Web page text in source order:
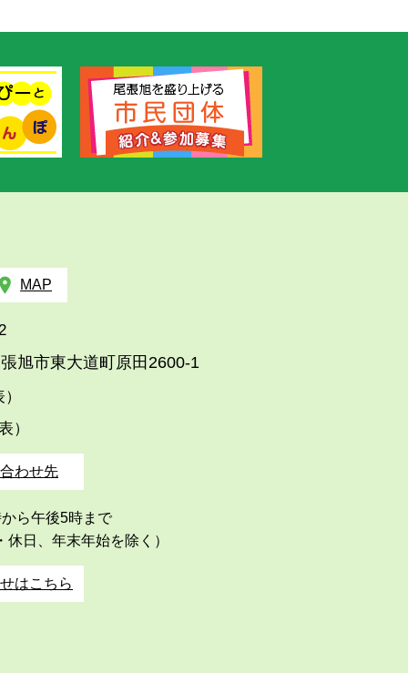
MAP
旭市東大道町原田2600-1
）
わせ先
ら午後5時まで
休日、年末年始を除く）
はこちら